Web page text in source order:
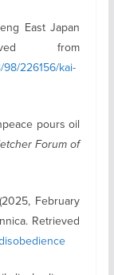
East Japan
from
226156/kai-
pours oil
Forum of
February
Retrieved